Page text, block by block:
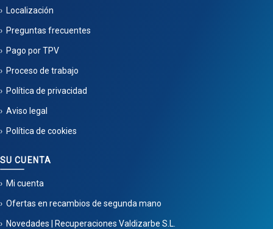
Localización
Preguntas frecuentes
Pago por TPV
Proceso de trabajo
Política de privacidad
Aviso legal
Política de cookies
SU CUENTA
Mi cuenta
Ofertas en recambios de segunda mano
Novedades | Recuperaciones Valdizarbe S.L.